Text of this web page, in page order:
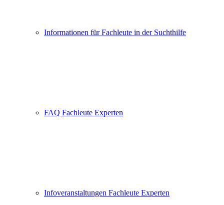
Informationen für Fachleute in der Suchthilfe
FAQ Fachleute Experten
Infoveranstaltungen Fachleute Experten